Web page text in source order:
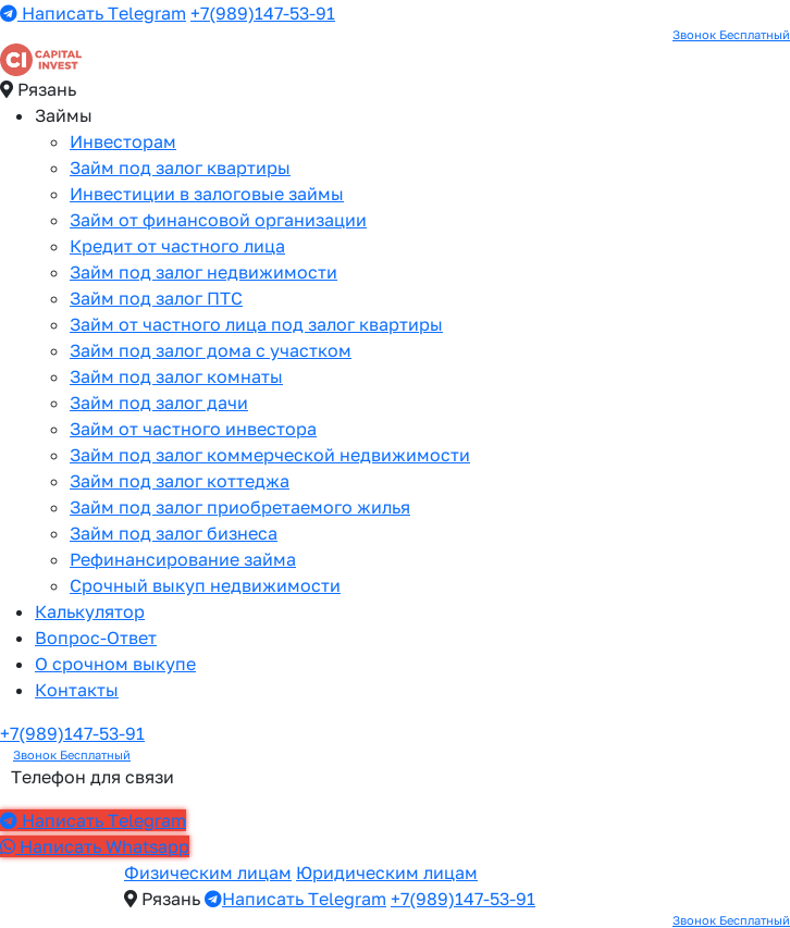
Написать Telegram +7(989)147-53-91
Звонок Бесплатный
Рязань
Займы
Инвесторам
Займ под залог квартиры
Инвестиции в залоговые займы
Займ от финансовой организации
Кредит от частного лица
Займ под залог недвижимости
Займ под залог ПТС
Займ от частного лица под залог квартиры
Займ под залог дома с участком
Займ под залог комнаты
Займ под залог дачи
Займ от частного инвестора
Займ под залог коммерческой недвижимости
Займ под залог коттеджа
Займ под залог приобретаемого жилья
Займ под залог бизнеса
Рефинансирование займа
Срочный выкуп недвижимости
Калькулятор
Вопрос-Ответ
О срочном выкупе
Контакты
+7(989)147-53-91
Звонок Бесплатный
Телефон для связи
Написать Telegram
Написать Whatsapp
Физическим лицам Юридическим лицам
Рязань
Написать Telegram +7(989)147-53-91
Звонок Бесплатный